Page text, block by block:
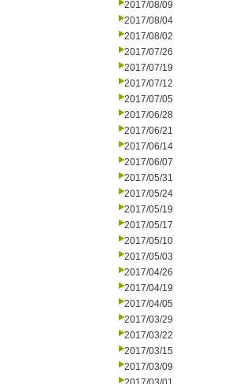
2017/08/09
2017/08/04
2017/08/02
2017/07/26
2017/07/19
2017/07/12
2017/07/05
2017/06/28
2017/06/21
2017/06/14
2017/06/07
2017/05/31
2017/05/24
2017/05/19
2017/05/17
2017/05/10
2017/05/03
2017/04/26
2017/04/19
2017/04/05
2017/03/29
2017/03/22
2017/03/15
2017/03/09